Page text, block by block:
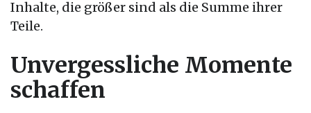
Inhalte, die größer sind als die Summe ihrer
Teile.
Unvergessliche Momente
schaffen